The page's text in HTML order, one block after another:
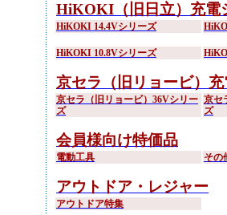
HiKOKI（旧日立）充電
HiKOKI 14.4Vシリーズ
HiKOKI 10.8Vシリーズ
京セラ（旧リョービ）
京セラ（旧リョービ）36Vシリー
ズ
京セ
ズ
会員様向け特価品
電動工具 その
アウトドア・レジャー
アウトドア特集